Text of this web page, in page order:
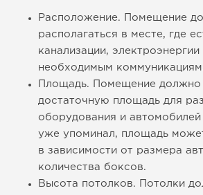
Расположение. Помещение
располагаться в месте, где
канализации, электроэнергии
необходимым
Площадь. Помещение должно
достаточную площадь для
оборудования и автомобилей
уже упоминал, площадь
в зависимости от размера
количества боксов.
Высота потолков. Потолки